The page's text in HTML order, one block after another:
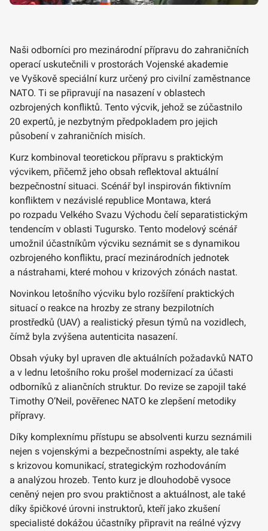
Naši odborníci pro mezinárodní přípravu do zahraničních
operací uskutečnili v prostorách Vojenské akademie
ve Vyškově speciální kurz určený pro civilní zaměstnance
NATO. Ti se připravují na nasazení v oblastech
ozbrojených konfliktů. Tento výcvik, jehož se zúčastnilo
20 expertů, je nezbytným předpokladem pro jejich
působení v zahraničních misích.
Kurz kombinoval teoretickou přípravu s praktickým
výcvikem, přičemž jeho obsah reflektoval aktuální
bezpečnostní situaci. Scénář byl inspirován fiktivním
konfliktem v nezávislé republice Montawa, která
po rozpadu Velkého Svazu Východu čelí separatistickým
tendencím v oblasti Tugursko. Tento modelový scénář
umožnil účastníkům výcviku seznámit se s dynamikou
ozbrojeného konfliktu, prací mezinárodních jednotek
a nástrahami, které mohou v krizových zónách nastat.
Novinkou letošního výcviku bylo rozšíření praktických
situací o reakce na hrozby ze strany bezpilotních
prostředků (UAV) a realistický přesun týmů na vozidlech,
čímž byla zvýšena autenticita nasazení.
Obsah výuky byl upraven dle aktuálních požadavků NATO
a v lednu letošního roku prošel modernizací za účasti
odborníků z aliančních struktur. Do revize se zapojil také
Timothy O’Neil, pověřenec NATO ke zlepšení metodiky
přípravy.
Díky komplexnímu přístupu se absolventi kurzu seznámili
nejen s vojenskými a bezpečnostními aspekty, ale také
s krizovou komunikací, strategickým rozhodováním
a analýzou hrozeb. Tento kurz je dlouhodobě vysoce
ceněný nejen pro svou praktičnost a aktuálnost, ale také
díky špičkové úrovni instruktorů, kteří jako zkušení
specialisté dokážou účastníky připravit na reálné výzvy